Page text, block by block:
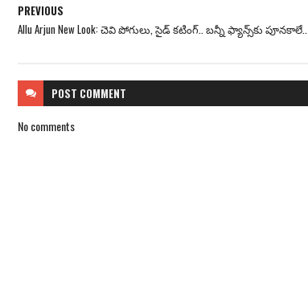
PREVIOUS
Allu Arjun New Look: చెవి పోగులు, సైడ్ కటింగ్‌.. బన్నీ ఫ్యాన్స్‌కు పూనకాలే..
POST COMMENT
No comments